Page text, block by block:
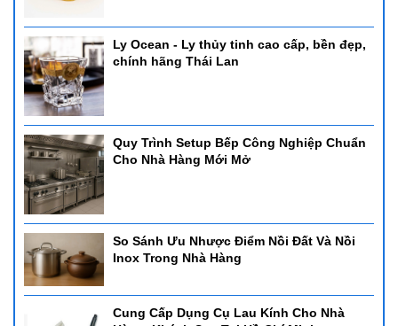
Ly Ocean - Ly thủy tinh cao cấp, bền đẹp,
chính hãng Thái Lan
Quy Trình Setup Bếp Công Nghiệp Chuẩn
Cho Nhà Hàng Mới Mở
So Sánh Ưu Nhược Điểm Nồi Đất Và Nồi
Inox Trong Nhà Hàng
Cung Cấp Dụng Cụ Lau Kính Cho Nhà